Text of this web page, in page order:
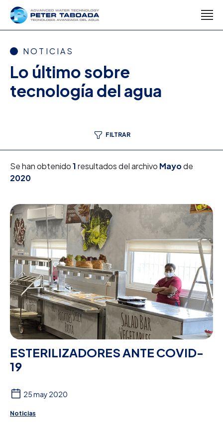
NOTICIAS
Lo último sobre
tecnología del agua
FILTRAR
Se han obtenido1resultados del archivo Mayode
2020
ESTERILIZADORES ANTE COVID-
19
25 may 2020
Noticias